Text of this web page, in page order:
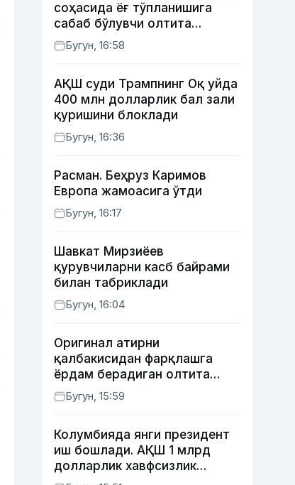
соҳасида ёғ тўпланишига
сабаб бўлувчи олтита
зарарли одат
Бугун, 16:58
АҚШ суди Трампнинг Оқ уйда
400 млн долларлик бал зали
қуришини блоклади
Бугун, 16:36
Расман. Беҳруз Каримов
Европа жамоасига ўтди
Бугун, 16:17
Шавкат Мирзиёев
қурувчиларни касб байрами
билан табриклади
Бугун, 16:04
Оригинал атирни
қалбакисидан фарқлашга
ёрдам берадиган олтита
лайфҳак
Бугун, 15:59
Колумбияда янги президент
иш бошлади. АҚШ 1 млрд
долларлик хавфсизлик
ёрдами бермоқчи